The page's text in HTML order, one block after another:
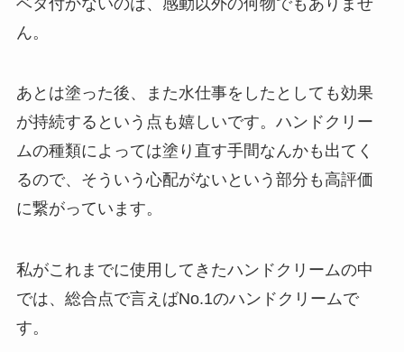
ん。
あとは塗った後、また水仕事をしたとしても効果
が持続するという点も嬉しいです。ハンドクリー
ムの種類によっては塗り直す手間なんかも出てく
るので、そういう心配がないという部分も高評価
に繋がっています。
私がこれまでに使用してきたハンドクリームの中
では、総合点で言えばNo.1のハンドクリームで
す。